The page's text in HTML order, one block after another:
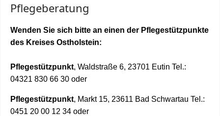
Pflegeberatung
Wenden Sie sich bitte an einen der Pflegestützpunkte
des Kreises Ostholstein:
Pflegestützpunkt, Waldstraße 6, 23701 Eutin Tel.:
04321 830 66 30 oder
Pflegestützpunkt, Markt 15, 23611 Bad Schwartau Tel.:
0451 20 00 12 34 oder